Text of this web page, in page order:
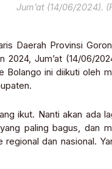
Jum’at (14/06/2024).
Daerah Provinsi
2024, Jum’at (14/06/
Bolango ini diikuti oleh
ikut. Nanti akan ada
paling bagus, dan
dan nasional.